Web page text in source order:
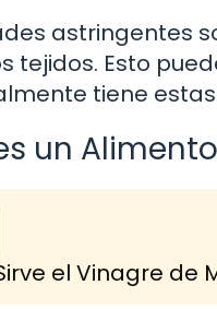
astringentes
tejidos. Esto
tiene
es un
el Vinagre de